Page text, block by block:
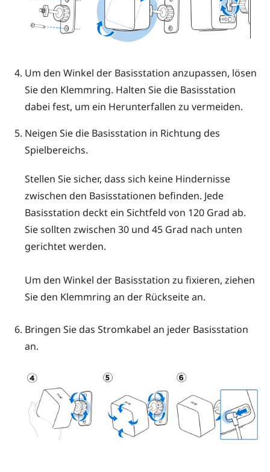
Um den Winkel der Basisstation anzupassen, lösen
Sie den Klemmring. Halten Sie die Basisstation
dabei fest, um ein Herunterfallen zu vermeiden.
Neigen Sie die Basisstation in Richtung des
Spielbereichs.
Stellen Sie sicher, dass sich keine Hindernisse
zwischen den Basisstationen befinden. Jede
Basisstation deckt ein Sichtfeld von 120 Grad ab.
Sie sollten zwischen 30 und 45 Grad nach unten
gerichtet werden.
Um den Winkel der Basisstation zu fixieren, ziehen
Sie den Klemmring an der Rückseite an.
Bringen Sie das Stromkabel an jeder Basisstation
an.